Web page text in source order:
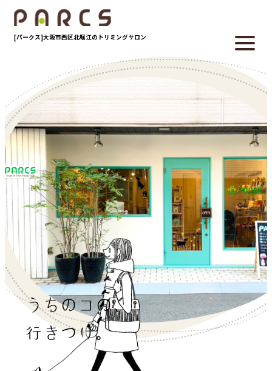
[パークス]大阪市西区北堀江のトリミングサロン
うちのコの、
行きつけ。